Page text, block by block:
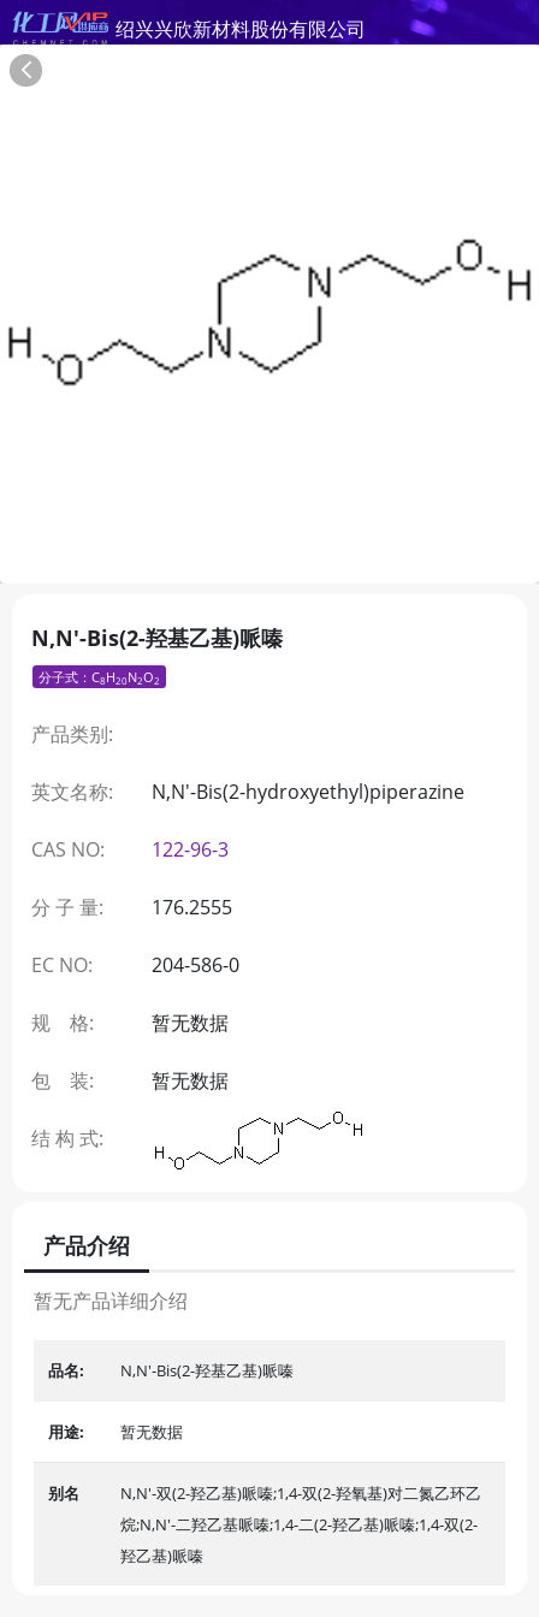
绍兴兴欣新材料股份有限公司
在线询盘
N,N'-Bis(2-羟基乙基)哌嗪
分子式：C8H20N2O2
产品类别:
英文名称: N,N'-Bis(2-hydroxyethyl)piperazine
CAS NO: 122-96-3
分 子 量: 176.2555
EC NO: 204-586-0
规 格: 暂无数据
包 装: 暂无数据
结 构 式:
产品介绍
暂无产品详细介绍
品名: N,N'-Bis(2-羟基乙基)哌嗪
用途: 暂无数据
别名
N,N'-双(2-羟乙基)哌嗪;1,4-双(2-羟氧基)对二氮乙环乙
烷;N,N'-二羟乙基哌嗪;1,4-二(2-羟乙基)哌嗪;1,4-双(2-
羟乙基)哌嗪